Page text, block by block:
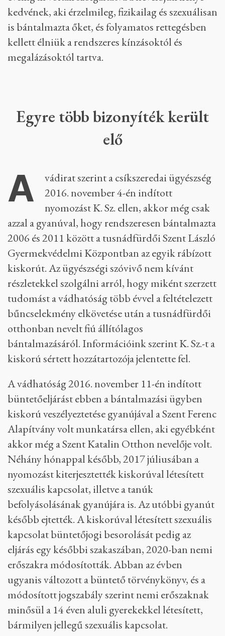
kedvének, aki érzelmileg, fizikailag és szexuálisan
is bántalmazta őket, és folyamatos rettegésben
kellett élniük a rendszeres kínzásoktól és
megalázásoktól tartva.
Egyre több bizonyíték került
elő
A
vádirat szerint a csíkszeredai ügyészség
2016. november 4-én indított
nyomozást K. Sz. ellen, akkor még csak
azzal a gyanúval, hogy rendszeresen bántalmazta
2006 és 2011 között a tusnádfürdői Szent László
Gyermekvédelmi Központban az egyik rábízott
kiskorút. Az ügyészségi szóvivő nem kívánt
részletekkel szolgálni arról, hogy miként szerzett
tudomást a vádhatóság több évvel a feltételezett
bűncselekmény elkövetése után a tusnádfürdői
otthonban nevelt fiú állítólagos
bántalmazásáról. Információink szerint K. Sz.-t a
kiskorú sértett hozzátartozója jelentette fel.
A vádhatóság 2016. november 11-én indított
büntetőeljárást ebben a bántalmazási ügyben
kiskorú veszélyeztetése gyanújával a Szent Ferenc
Alapítvány volt munkatársa ellen, aki egyébként
akkor még a Szent Katalin Otthon nevelője volt.
Néhány hónappal később, 2017 júliusában a
nyomozást kiterjesztették kiskorúval létesített
szexuális kapcsolat, illetve a tanúk
befolyásolásának gyanújára is. Az utóbbi gyanút
később ejtették. A kiskorúval létesített szexuális
kapcsolat büntetőjogi besorolását pedig az
eljárás egy későbbi szakaszában, 2020-ban nemi
erőszakra módosították. Abban az évben
ugyanis változott a büntető törvénykönyv, és a
módosított jogszabály szerint nemi erőszaknak
minősül a 14 éven aluli gyerekekkel létesített,
bármilyen jellegű szexuális kapcsolat.